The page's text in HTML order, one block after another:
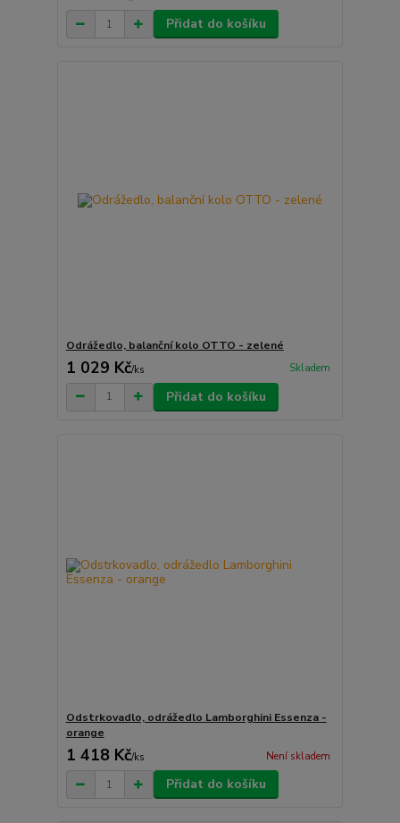
Přidat do košíku
Odrážedlo, balanční kolo OTTO - zelené
1 029 Kč/ks Skladem
Přidat do košíku
Odstrkovadlo, odrážedlo Lamborghini Essenza -
orange
1 418 Kč/ks Není skladem
Přidat do košíku